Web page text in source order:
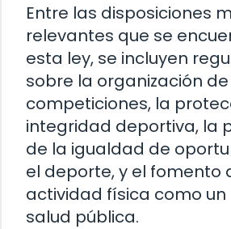
Entre las disposiciones
relevantes que se
esta ley, se incluyen
sobre la organización de
competiciones, la
integridad deportiva, la
de la igualdad de
el deporte, y el fomento
actividad física como un
salud pública.